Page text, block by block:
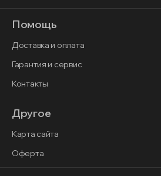
Помощь
Доставка и оплата
Гарантия и сервис
Контакты
Другое
Карта сайта
Оферта